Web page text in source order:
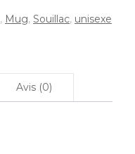
, Mug, Souillac, unisexe
Avis (0)